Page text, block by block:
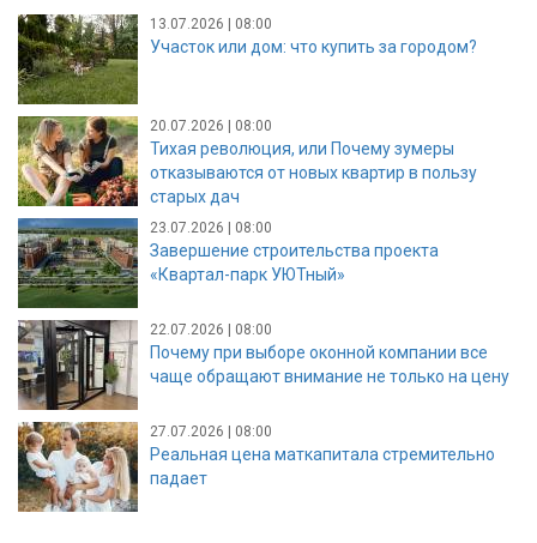
13.07.2026 | 08:00
Участок или дом: что купить за городом?
20.07.2026 | 08:00
Тихая революция, или Почему зумеры
отказываются от новых квартир в пользу
старых дач
23.07.2026 | 08:00
Завершение строительства проекта
«Квартал-парк УЮТный»
22.07.2026 | 08:00
Почему при выборе оконной компании все
чаще обращают внимание не только на цену
27.07.2026 | 08:00
Реальная цена маткапитала стремительно
падает